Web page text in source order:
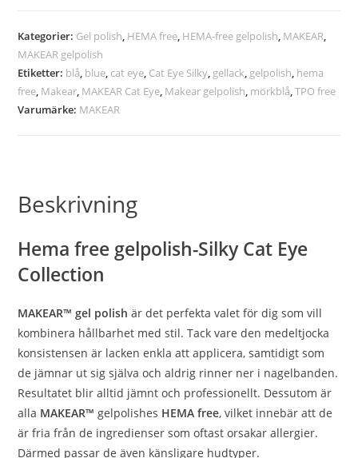
Kategorier: Gel polish, HEMA free, HEMA-free gelpolish, MAKEAR,
MAKEAR gelpolish
Etiketter: blå, blue, cat eye, Cat Eye Silky, gellack, gelpolish, hema
free, Makear, MAKEAR Cat Eye, Makear gelpolish, mörkblå,TPO free
Varumärke: MAKEAR
Beskrivning
Hema free gelpolish-Silky Cat Eye
Collection
MAKEAR™ gel polish är det perfekta valet för dig som vill
kombinera hållbarhet med stil. Tack vare den medeltjocka
konsistensen är lacken enkla att applicera, samtidigt som
de jämnar ut sig själva och aldrig rinner ner i nagelbanden.
Resultatet blir alltid jämnt och professionellt. Dessutom är
alla MAKEAR™gelpolishes HEMA free, vilket innebär att de
är fria från de ingredienser som oftast orsakar allergier.
Därmed passar de även känsligare hudtyper.